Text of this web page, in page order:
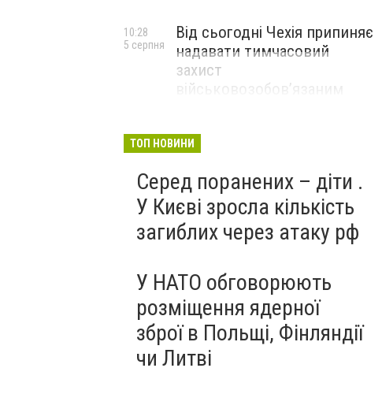
Від сьогодні Чехія припиняє
надавати тимчасовий
захист
військовозобов’язаним
10:28
5 серпня
ТОП НОВИНИ
Серед поранених – діти .
У Києві зросла кількість
загиблих через атаку рф
У НАТО обговорюють
розміщення ядерної
зброї в Польщі, Фінляндії
чи Литві